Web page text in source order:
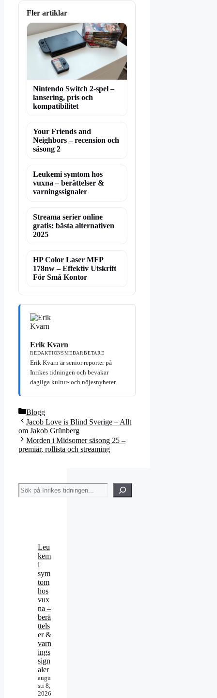
Fler artiklar
Nintendo Switch 2-spel –
lansering, pris och
kompatibilitet
Your Friends and
Neighbors – recension och
säsong 2
Leukemi symtom hos
vuxna – berättelser &
varningssignaler
Streama serier online
gratis: bästa alternativen
2025
HP Color Laser MFP
178nw – Effektiv Utskrift
För Små Kontor
Erik Kvarn
REDAKTIONSMEDARBETARE
Erik Kvarn är senior reporter på
Inrikes tidningen och bevakar
dagliga kultur- och nöjesnyheter.
Kategorier
Blogg
Jacob Love is Blind Sverige – Allt
om Jakob Grünberg
Morden i Midsomer säsong 25 –
premiär, rollista och streaming
Sök
Leu
kem
i
sym
tom
hos
vux
na –
berä
ttels
er &
varn
ings
sign
aler
augu
sti 8,
2026